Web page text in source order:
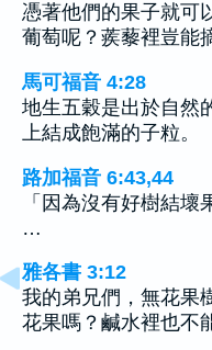
憑著他們的果子就可
葡萄呢？蒺藜裡豈能
馬可福音 4:28
地生五穀是出於自然
上結成飽滿的子粒。
路加福音 6:43,44
「因為沒有好樹結壞
…
雅各書 3:12
我的弟兄們，無花果
花果嗎？鹹水裡也不